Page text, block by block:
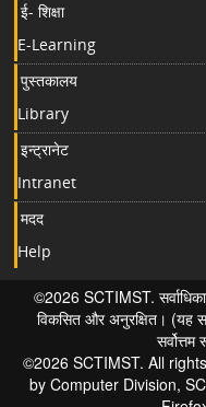
ई- शिक्षा
E-Learning
पुस्तकालय
Library
इन्ट्रानेट
Intranet
मदद
Help
©2026 SCTIMST.
विकसित और अनुरक्षित।
©2026 SCTIMST. All
by Computer Division,